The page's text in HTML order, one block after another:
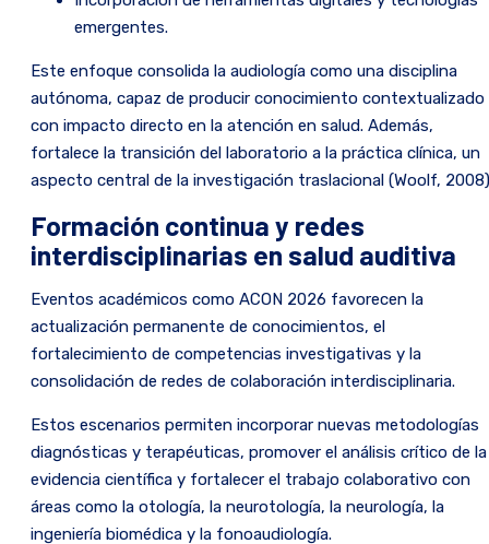
emergentes.
Este enfoque consolida la audiología como una disciplina
autónoma, capaz de producir conocimiento contextualizado
con impacto directo en la atención en salud. Además,
fortalece la transición del laboratorio a la práctica clínica, un
aspecto central de la investigación traslacional (Woolf,
Formación continua y redes
interdisciplinarias en salud auditiva
Eventos académicos como ACON 2026 favorecen la
actualización permanente de conocimientos, el
fortalecimiento de competencias investigativas y la
consolidación de redes de colaboración interdisciplinaria.
Estos escenarios permiten incorporar nuevas metodologías
diagnósticas y terapéuticas, promover el análisis crítico de la
evidencia científica y fortalecer el trabajo colaborativo con
áreas como la otología, la neurotología, la neurología, la
ingeniería biomédica y la fonoaudiología.